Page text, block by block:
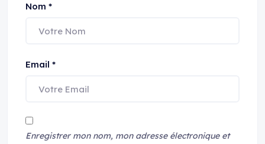
Nom *
Email *
Enregistrer mon nom, mon adresse électronique et